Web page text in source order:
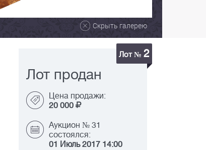
Скрыть галерею
Лот № 2
Лот продан
Цена продажи:
20 000
Аукцион № 31
состоялся:
01 Июль 2017 14:00